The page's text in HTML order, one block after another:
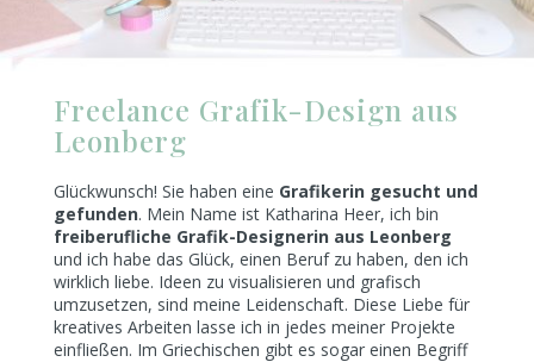
Freelance Grafik-Design aus
Leonberg
Glückwunsch! Sie haben eine Grafikerin gesucht und
gefunden. Mein Name ist Katharina Heer, ich bin
freiberufliche Grafik-Designerin aus Leonberg
und ich habe das Glück, einen Beruf zu haben, den ich
wirklich liebe. Ideen zu visualisieren und grafisch
umzusetzen, sind meine Leidenschaft. Diese Liebe für
kreatives Arbeiten lasse ich in jedes meiner Projekte
einfließen. Im Griechischen gibt es sogar einen Begriff